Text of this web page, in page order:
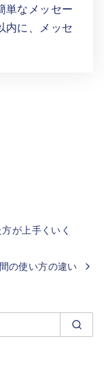
単なメッセー
内に、メッセ
が上手くいく
の使い方の違い